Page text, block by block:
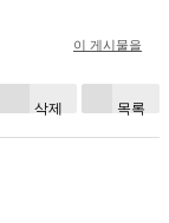
이 게시물을
삭제 목록